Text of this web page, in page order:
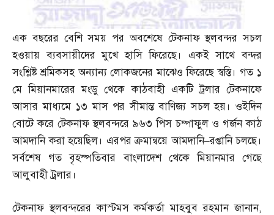
এক বছরের বেশি সময় পর অবশেষে টেকনাফ স্থলবন্দর সচল
হওয়ায় ব্যবসায়ীদের মুখে হাসি ফিরেছে। একই সাথে বন্দর
সংশ্লিষ্ট শ্রমিকসহ অন্যান্য লোকজনের মাঝেও ফিরেছে স্বস্তি। গত ১
মে মিয়ানমারের মংডু থেকে কাঠবাহী একটি ট্রলার টেকনাফে
আসার মাধ্যমে ১৩ মাস পর সীমান্ত বাণিজ্য সচল হয়। ওইদিন
বোটে করে টেকনাফ স্থলবন্দরে ৯৬৩ পিস চম্পাফুল ও গর্জন কাঠ
আমদানি করা হয়েছিল। এরপর ক্রমান্বয়ে আমদানি–রপ্তানি চলছে।
সর্বশেষ গত বৃহস্পতিবার বাংলাদেশ থেকে মিয়ানমার গেছে
আলুবাহী ট্রলার।
টেকনাফ স্থলবন্দরের কাস্টমস কর্মকর্তা মাহবুব রহমান জানান,